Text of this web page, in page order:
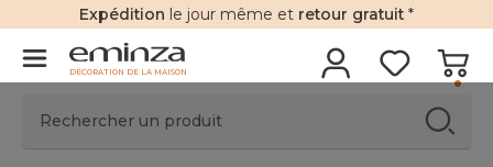
Expédition le jour même et retour gratuit *
DÉCORATION DE LA MAISON